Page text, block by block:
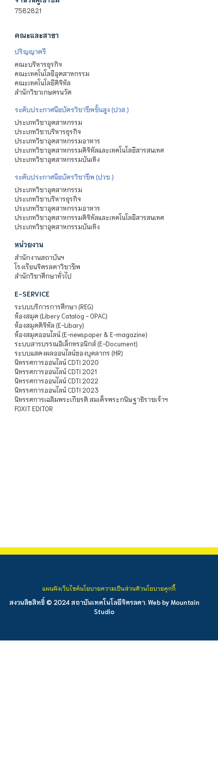
7582821
คณะและสาขา
ปริญญาตรี
คณะบริหารธุรกิจ
คณะเทคโนโลยีอุตสาหกรรม
คณะเทคโนโลยีดิจิทัล
สำนักวิชาเกษตรนวัต
ระดับประกาศนียบัตรวิชาชีพชั้นสูง (ปวส.)
ประเภทวิชาอุตสาหกรรม
ประเภทวิชาบริหารธุรกิจ
ประเภทวิชาอุตสาหกรรมอาหาร
ประเภทวิชาอุตสาหกรรมดิจิทัลและเทคโนโลยีสารสนเทศ
ประเภทวิชาอุตสาหกรรมบันเทิง
ระดับประกาศนียบัตรวิชาชีพ (ปวช.)
ประเภทวิชาอุตสาหกรรม
ประเภทวิชาบริหารธุรกิจ
ประเภทวิชาอุตสาหกรรมอาหาร
ประเภทวิชาอุตสาหกรรมดิจิทัลและเทคโนโลยีสารสนเทศ
ประเภทวิชาอุตสาหกรรมบันเทิง
หน่วยงาน
สำนักงานสถาบันฯ
โรงเรียนจิตรลดาวิชาชีพ
สำนักวิชาศึกษาทั่วไป
E-SERVICE
ระบบบริการการศึกษา (REG)
ห้องสมุด (Libery Catalog - OPAC)
ห้องสมุดดิจิทัล (E-Libary)
ห้องสมุดออนไลน์ (E-newspaper & E-magazine)
ระบบสารบรรณอิเล็กทรอนิกส์ (E-Document)
ระบบแสดงผลออนไลน์ของบุคลากร (HR)
นิทรรศการออนไลน์ CDTI 2020
นิทรรศการออนไลน์ CDTI 2021
นิทรรศการออนไลน์ CDTI 2022
นิทรรศการออนไลน์ CDTI 2023
นิทรรศการเฉลิมพระเกียรติ สมเด็จพระกนิษฐาธิราชเจ้าฯ
FOXIT EDITOR
สงวนลิขสิทธิ์ © 2024 สถาบันเทคโนโลยีจิตรลดา. Web by Mountain
Studio
แผนผังเว็บไซต์นโยบายความเป็นส่วนตัวนโยบายคุกกี้